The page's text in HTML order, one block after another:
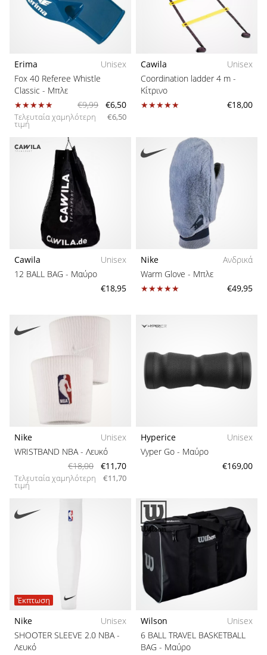
μπάσκετ
μπάσκετ
όπως
εμείς;
Έλα
μαζί
μας
πρεσβευτής
Εμφάνιση
όλων των
άρθρων
Μέγεθος
Σύλλογοι
Συλλογή
Είδος προπόνησης
Εφαρμογή
Λειτουργία
Αθλητισμός
Βιωσιμότητα
Erima
Unisex
Fox 40 Referee Whistle
Classic - Μπλε
€9,99
€6,50
Τελευταία χαμηλότερη
τιμή
€6,50
Cawila
Unisex
Coordination ladder 4 m -
Κίτρινο
€18,00
Cawila
Unisex
12 BALL BAG - Μαύρο
€18,95
Nike
Ανδρικά
Warm Glove - Μπλε
€49,95
Nike
Unisex
WRISTBAND NBA- Λευκό
€18,00
€11,70
Τελευταία χαμηλότερη
τιμή
€11,70
Hyperice
Unisex
Vyper Go - Μαύρο
€169,00
Έκπτωση
Nike
Unisex
SHOOTER SLEEVE 2.0 NBA-
Λευκό
Wilson
Unisex
6 BALL TRAVEL BASKETBALL
BAG - Μαύρο